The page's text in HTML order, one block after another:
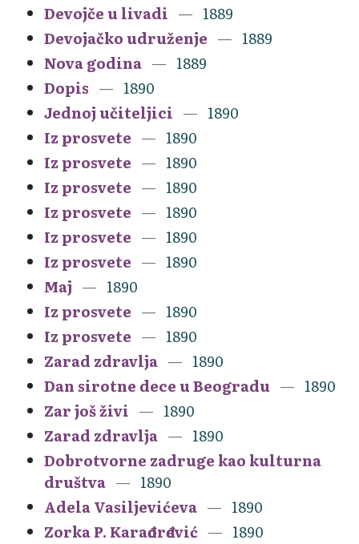
Devojče u livadi
1889
Devojačko udruženje
1889
Nova godina
1889
Dopis
1890
Jednoj učiteljici
1890
Iz prosvete
1890
Iz prosvete
1890
Iz prosvete
1890
Iz prosvete
1890
Iz prosvete
1890
Iz prosvete
1890
Maj
1890
Iz prosvete
1890
Iz prosvete
1890
Zarad zdravlja
1890
Dan sirotne dece u Beogradu
1890
Zar još živi
1890
Zarad zdravlja
1890
Dobrotvorne zadruge kao kulturna
društva
1890
Adela Vasiljevićeva
1890
Zorka P. Karađorđević
1890